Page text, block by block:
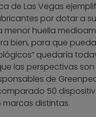
de Las Vegas
por dotar a
menor huella
bien, para que
quedaría
las perspectivas
de
50
marcas distintas.